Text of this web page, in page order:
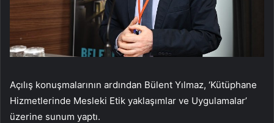
Açılış konuşmalarının ardından Bülent Yılmaz, ‘Kütüphane
Hizmetlerinde Mesleki Etik yaklaşımlar ve Uygulamalar’
üzerine sunum yaptı.